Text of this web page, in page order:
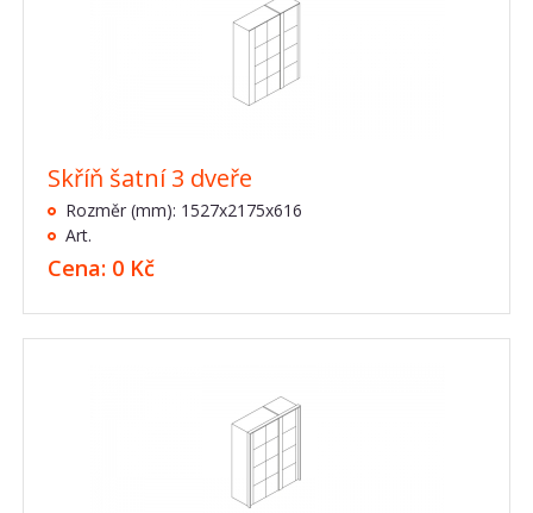
Skříň šatní 3 dveře
Rozměr (mm): 1527x2175x616
Art.
Cena: 0 Kč